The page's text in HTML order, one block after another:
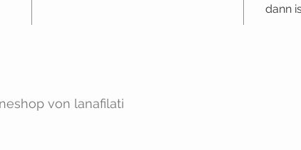
dann
von lanafilati